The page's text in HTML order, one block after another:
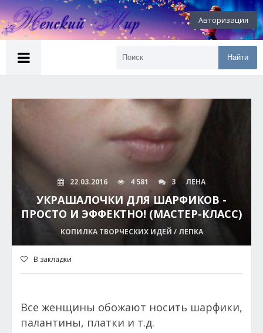
Авторизация
Найти
22.03.2016 4 581 3 ЛЕНА
УКРАШАЛОЧКИ ДЛЯ ШАРФИКОВ -
ПРОСТО И ЭФФЕКТНО! (МАСТЕР-КЛАСС)
КОПИЛКА ТВОРЧЕСКИХ ИДЕЙ / ЛЕПКА
В закладки
Все женщины обожают носить шарфики,
палантины, платки и т.д.